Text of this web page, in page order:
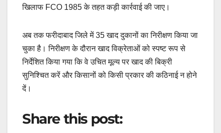
खिलाफ FCO 1985 के तहत कड़ी कार्रवाई की जाए।
अब तक फरीदाबाद जिले में 35 खाद दुकानों का निरीक्षण किया जा
चुका है। निरीक्षण के दौरान खाद विक्रेताओं को स्पष्ट रूप से
निर्देशित किया गया कि वे उचित मूल्य पर खाद की बिक्री
सुनिश्चित करें और किसानों को किसी प्रकार की कठिनाई न होने
दें।
Share this post: